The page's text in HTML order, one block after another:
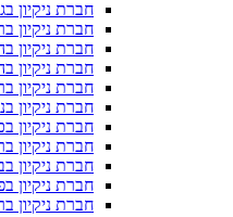
חברת ניקיון
חברת ניקיון
חברת ניקיון
חברת ניקיון
חברת ניקיון
חברת ניקיון
חברת ניקיון
חברת ניקיון
חברת ניקיון
חברת ניקיון
חברת ניקיון